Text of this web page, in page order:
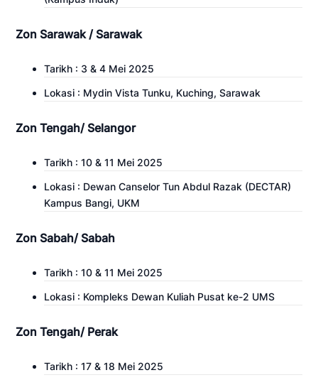
Zon Sarawak / Sarawak
Tarikh : 3 & 4 Mei 2025
Lokasi : Mydin Vista Tunku, Kuching, Sarawak
Zon Tengah/ Selangor
Tarikh : 10 & 11 Mei 2025
Lokasi : Dewan Canselor Tun Abdul Razak (DECTAR)
Kampus Bangi, UKM
Zon Sabah/ Sabah
Tarikh : 10 & 11 Mei 2025
Lokasi : Kompleks Dewan Kuliah Pusat ke-2 UMS
Zon Tengah/ Perak
Tarikh : 17 & 18 Mei 2025